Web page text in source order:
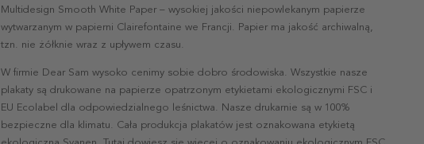
Multidesign Smooth White Paper – wysokiej jakości niepowlekanym papierze
wytwarzanym w papierni Clairefontaine we Francji. Papier ma jakość archiwalną,
tzn. nie żółknie wraz z upływem czasu.
W firmie Dear Sam wysoko cenimy sobie dobro środowiska. Wszystkie nasze
plakaty są drukowane na papierze opatrzonym etykietami ekologicznymi FSC i
EU Ecolabel dla odpowiedzialnego leśnictwa. Nasze drukarnie są w 100%
bezpieczne dla klimatu. Cała produkcja plakatów jest oznakowana etykietą